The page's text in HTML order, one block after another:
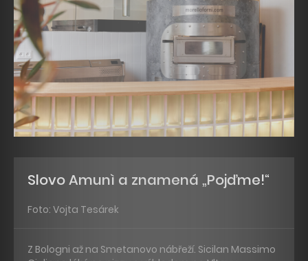
Slovo Amunì a znamená „Pojďme!“
Foto: Vojta Tesárek
Z Bologni až na Smetanovo nábřeží. Sicilan Massimo